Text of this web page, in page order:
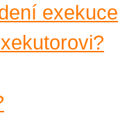
exekuce